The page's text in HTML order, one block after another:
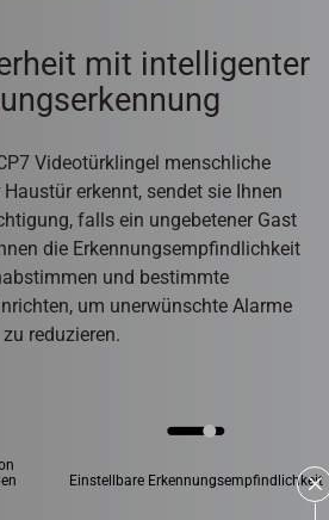
mit intelligenter
Videotürklingel menschliche
erkennt, sendet sie Ihnen
falls ein ungebetener Gast
die Erkennungsempfindlichkeit
und bestimmte
um unerwünschte Alarme
zu reduzieren.
Einstellbare Erkennungsempfindlichkeit